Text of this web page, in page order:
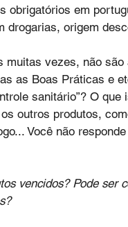
obrigatórios em
drogarias, origem
muitas vezes, não
as Boas Práticas e
sanitário”? O
outros produtos,
Você não
vencidos? Pode ser